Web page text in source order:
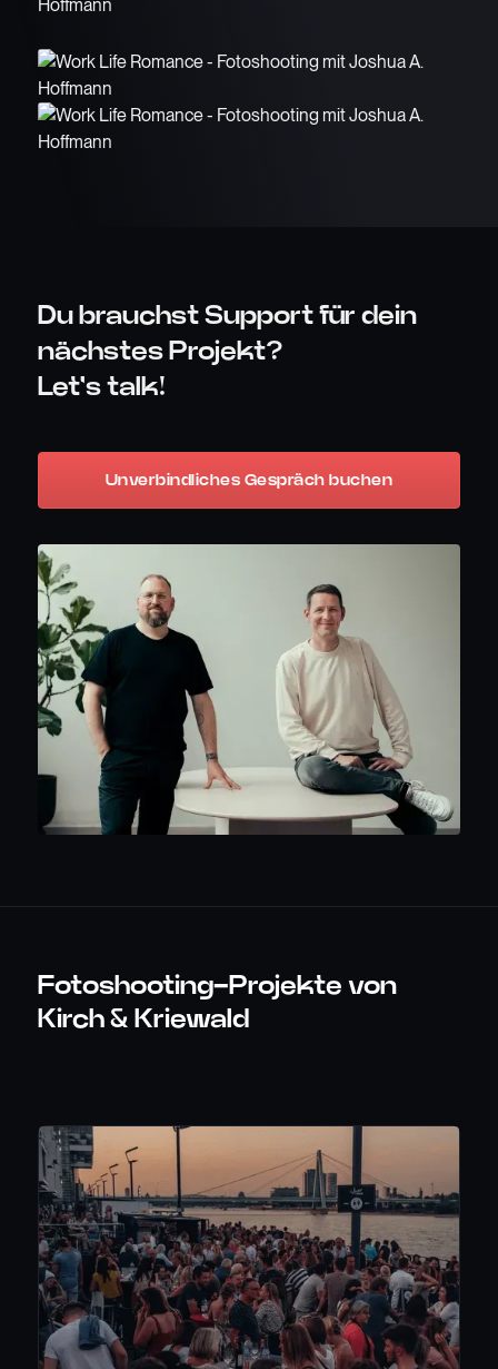
Du brauchst Support für dein
nächstes Projekt?
Let's talk!
Unverbindliches Gespräch buchen
Fotoshooting-Projekte von
Kirch & Kriewald